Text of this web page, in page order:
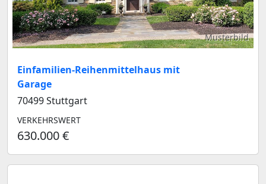
Musterbild
Einfamilien-Reihenmittelhaus mit
Garage
70499 Stuttgart
VERKEHRSWERT
630.000 €